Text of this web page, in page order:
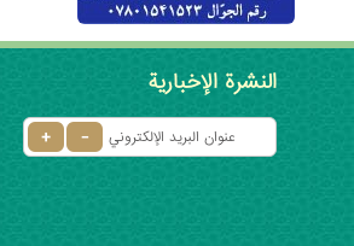
النشرة الإخبارية